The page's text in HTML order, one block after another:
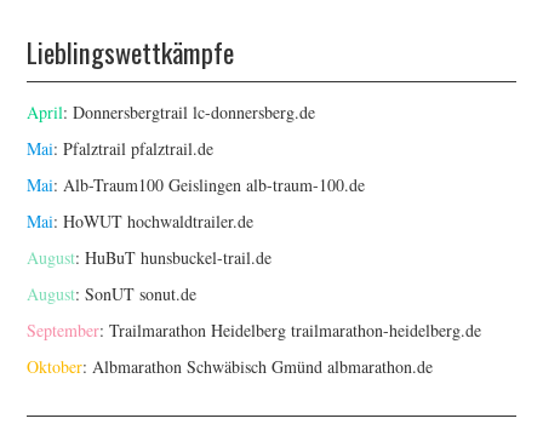
Lieblingswettkämpfe
April: Donnersbergtraillc-donnersberg.de
Mai: Pfalztrailpfalztrail.de
Mai: Alb-Traum100 Geislingenalb-traum-100.de
Mai: HoWUThochwaldtrailer.de
August: HuBuThunsbuckel-trail.de
August: SonUTsonut.de
September: Trailmarathon Heidelbergtrailmarathon-heidelberg.de
Oktober: Albmarathon Schwäbisch Gmündalbmarathon.de